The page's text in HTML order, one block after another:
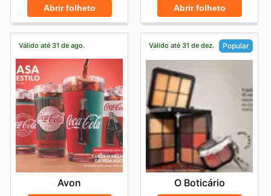
Abrir folheto Abrir folheto
Válido até 31 de ago.
Avon
Válido até 31 de dez. Popular
O Boticário